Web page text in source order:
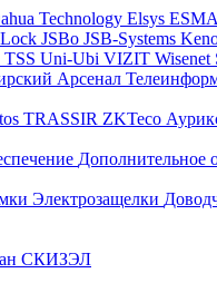
Technology Elsys
JSBo JSB-Systems
TSS Uni-Ubi VIZIT Wisenet
Арсенал
TRASSIR ZKTeco
Дополнительное
Электрозащелки
СКИЗЭЛ